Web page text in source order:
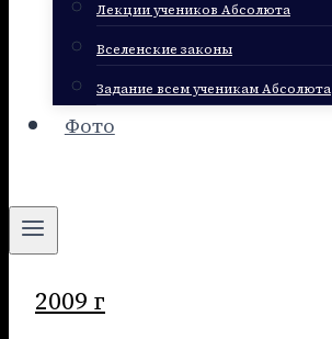
Лекции учеников Абсолюта
Вселенские законы
Задание всем ученикам Абсолюта
Фото
2009 г